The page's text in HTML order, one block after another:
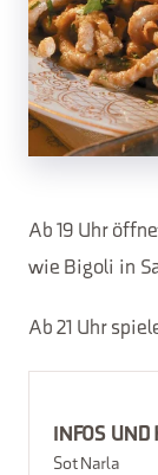
Ab 19 Uhr
wie Bigoli in
Ab 21 Uhr
INFOS
Sot Narla